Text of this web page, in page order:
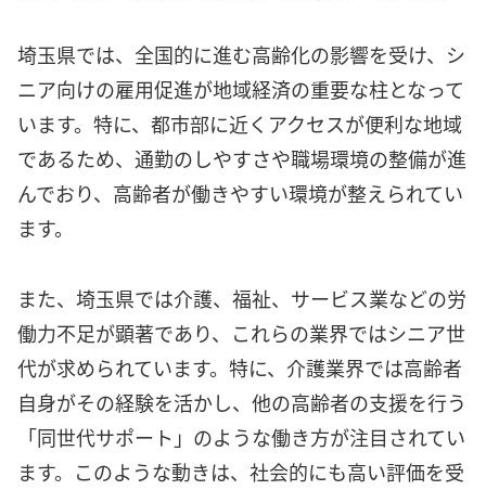
埼玉県では、全国的に進む高齢化の影響を受け、シ
ニア向けの雇用促進が地域経済の重要な柱となって
います。特に、都市部に近くアクセスが便利な地域
であるため、通勤のしやすさや職場環境の整備が進
んでおり、高齢者が働きやすい環境が整えられてい
ます。
また、埼玉県では介護、福祉、サービス業などの労
働力不足が顕著であり、これらの業界ではシニア世
代が求められています。特に、介護業界では高齢者
自身がその経験を活かし、他の高齢者の支援を行う
「同世代サポート」のような働き方が注目されてい
ます。このような動きは、社会的にも高い評価を受